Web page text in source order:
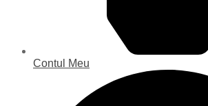
Contul Meu